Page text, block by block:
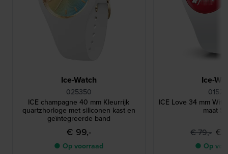
Ice-Watch
025350
ICE champagne 40 mm Kleurrijk
quartzhorloge met siliconen kast en
geïntegreerde band
€ 99,-
● Op voorraad
Ice-
ICE Love 34 mm Wit
maat
€ 79,- €
● Op